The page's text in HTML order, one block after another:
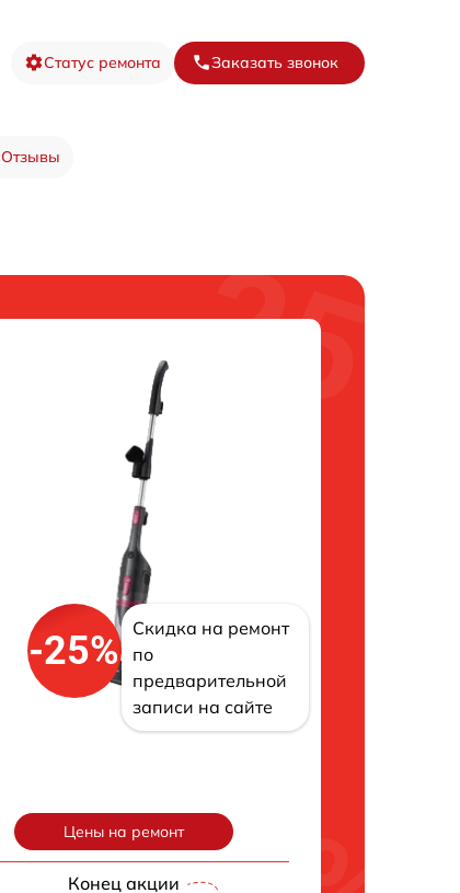
Статус ремонта Заказать звонок
Отзывы
-25%
Скидка на ремонт
по
предварительной
записи на сайте
Цены на ремонт
Конец акции